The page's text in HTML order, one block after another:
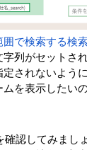
で検索する検
列がセットさ
されないよう
を表示したい
確認してみまし